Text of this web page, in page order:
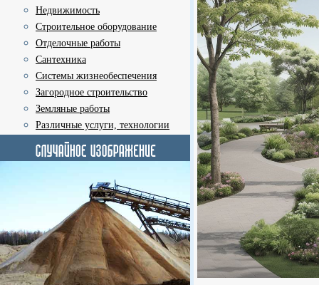
Недвижимость
Строительное оборудование
Отделочные работы
Сантехника
Системы жизнеобеспечения
Загородное строительство
Земляные работы
Различные услуги, технологии